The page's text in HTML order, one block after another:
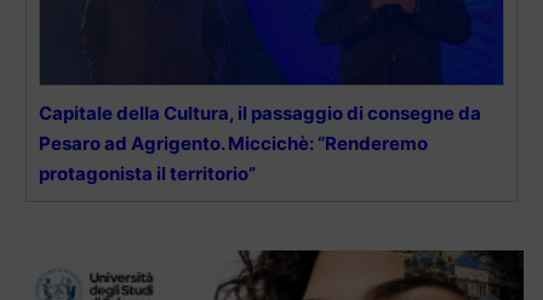
Capitale della Cultura, il passaggio di consegne da
Pesaro ad Agrigento. Miccichè: “Renderemo
protagonista il territorio”